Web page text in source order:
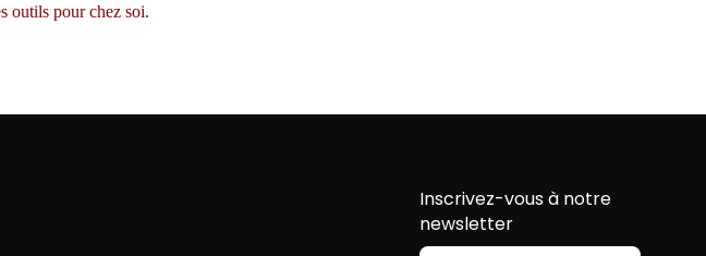
outils pour chez soi.
Inscrivez-vous à notre
newsletter